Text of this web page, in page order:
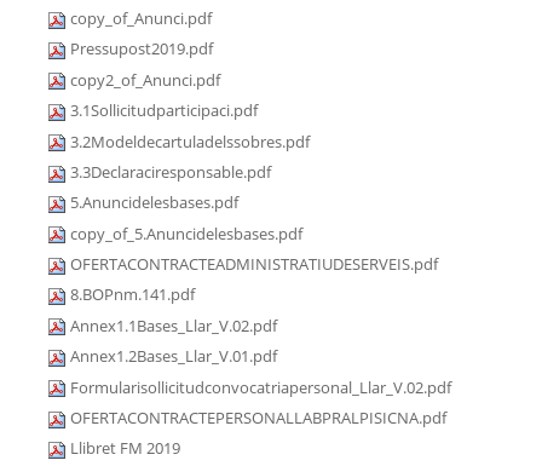
copy_of_Anunci.pdf
Pressupost2019.pdf
copy2_of_Anunci.pdf
3.1Sollicitudparticipaci.pdf
3.2Modeldecartuladelssobres.pdf
3.3Declaraciresponsable.pdf
5.Anuncidelesbases.pdf
copy_of_5.Anuncidelesbases.pdf
OFERTACONTRACTEADMINISTRATIUDESERVEIS.pdf
8.BOPnm.141.pdf
Annex1.1Bases_Llar_V.02.pdf
Annex1.2Bases_Llar_V.01.pdf
Formularisollicitudconvocatriapersonal_Llar_V.02.pdf
OFERTACONTRACTEPERSONALLABPRALPISICNA.pdf
Llibret FM 2019